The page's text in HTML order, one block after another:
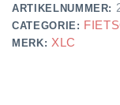
ARTIKELNUMMER:
CATEGORIE:
MERK: XLC